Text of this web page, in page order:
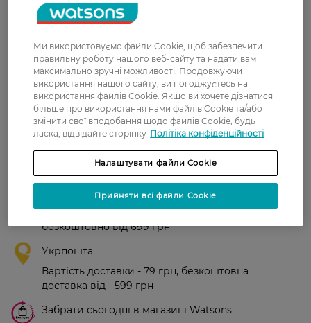
Рейтинг та відгуки
0
З 0 відгуків
0 відгуків
Нова пошта
У відділення Нової пошти - 99 грн,
безкоштовно від 699 грн
Укрпошта
Вартість доставки - 79 грн, безкоштовна
доставка від - 599 грн
Забрати сьогодні в магазині Watsons
Ми використовуємо файли Cookie, щоб забезпечити
правильну роботу нашого веб-сайту та надати вам
максимально зручні можливості. Продовжуючи
використання нашого сайту, ви погоджуєтесь на
використання файлів Cookie. Якщо ви хочете дізнатися
більше про використання нами файлів Cookie та/або
змінити свої вподобання щодо файлів Cookie, будь
ласка, відвідайте сторінку Політіка конфіденційності
Налаштувати файли Cookie
Прийняти всі файли Cookie